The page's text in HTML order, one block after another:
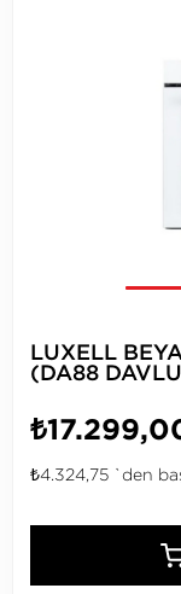
LUXELL
(DA88
₺4.324,75 `den